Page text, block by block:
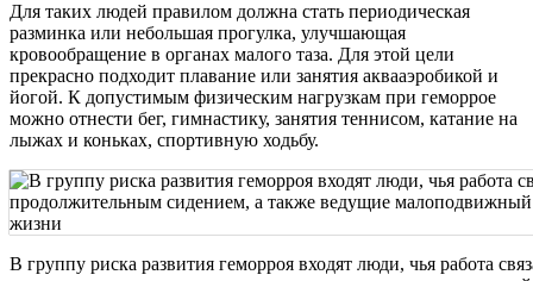
Для таких людей правилом должна стать периодическая
разминка или небольшая прогулка, улучшающая
кровообращение в органах малого таза. Для этой цели
прекрасно подходит плавание или занятия аквааэробикой и
йогой. К допустимым физическим нагрузкам при геморрое
можно отнести бег, гимнастику, занятия теннисом, катание на
лыжах и коньках, спортивную ходьбу.
В группу риска развития геморроя входят люди, чья работа